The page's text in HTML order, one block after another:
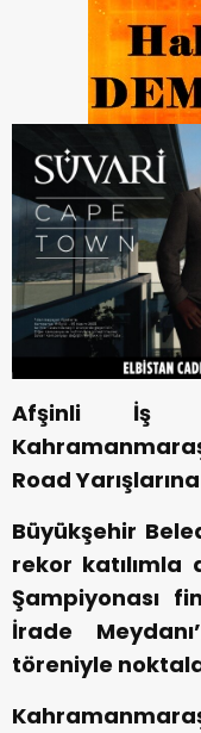
Afşinli İş
Road
Büyükşehir
rekor katılımla
Şampiyonası
İrade
töreniyle